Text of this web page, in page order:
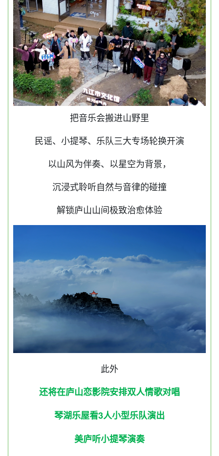
把音乐会搬进山野里
民谣、小提琴、乐队三大专场轮换开演
以山风为伴奏、以星空为背景，
沉浸式聆听自然与音律的碰撞
解锁庐山山间极致治愈体验
此外
还将在庐山恋影院安排双人情歌对唱
琴湖乐屋看3人小型乐队演出
美庐听小提琴演奏